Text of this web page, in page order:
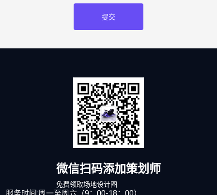
提交
微信扫码添加策划师
免费领取场地设计图